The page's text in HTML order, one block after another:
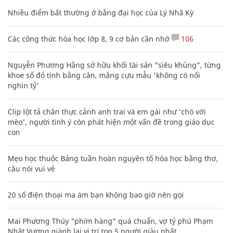
Nhiều điểm bất thường ở bằng đại học của Lý Nhã Kỳ
Các công thức hóa học lớp 8, 9 cơ bản cần nhớ 106
Nguyễn Phương Hằng sở hữu khối tài sản "siêu khủng", từng
khoe sổ đỏ tính bằng cân, mắng cựu mẫu 'không có nổi
nghìn tỷ'
Clip lột tả chân thực cảnh anh trai và em gái như 'chó với
mèo', người tinh ý còn phát hiện một vấn đề trong giáo dục
con
Mẹo học thuộc Bảng tuần hoàn nguyên tố hóa học bằng thơ,
câu nói vui vẻ
20 số điện thoại ma ám bạn không bao giờ nên gọi
Mai Phương Thúy "phím hàng" quá chuẩn, vợ tỷ phú Phạm
Nhật Vượng giành lại vị trí top 5 người giàu nhất